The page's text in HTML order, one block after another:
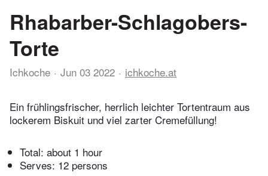
Rhabarber-Schlagobers-
Torte
Ichkoche Jun 03 2022 ichkoche.at
Ein frühlingsfrischer, herrlich leichter Tortentraum aus
lockerem Biskuit und viel zarter Cremefüllung!
Total: about 1 hour
Serves: 12 persons